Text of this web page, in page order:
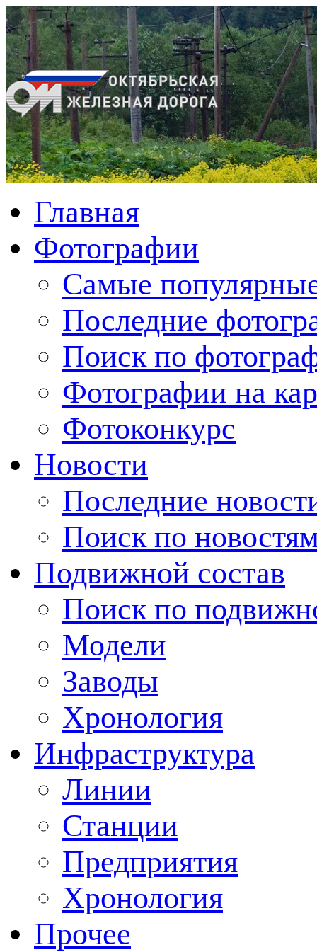
Главная
Фотографии
Cамые
Последние
Поиск по
Фотографии на
Фотоконкурс
Новости
Последние
Поиск по
Подвижной состав
Поиск по
Модели
Заводы
Хронология
Инфраструктура
Линии
Станции
Предприятия
Хронология
Прочее